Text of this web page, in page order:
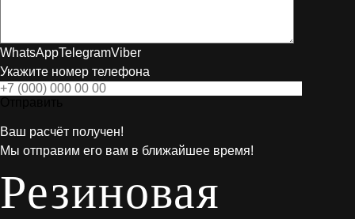
WhatsAppTelegramViber
Укажите номер телефона
Ваш расчёт получен!
Мы отправим его вам в ближайшее время!
Резиновая